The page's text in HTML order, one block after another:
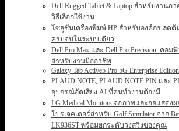
Dell Rugged Tablet & Laptop สำหรับงาน
วิธีเลือกใช้งาน
โซลูชันเครื่องพิมพ์ HP สำหรับองค์กร ลด
ครบจบในระบบเดียว
Dell Pro Max และ Dell Pro Precision: คอ
สำหรับงานมืออาชีพ
Galaxy Tab Active5 Pro 5G Enterprise Edition
PLAUD NOTE, PLAUD NOTE PIN และ
อุปกรณ์อัดเสียง AI ที่คนทำงานต้องมี
LG Medical Monitors จอภาพและจอแสดง
โปรเจคเตอร์สำหรับ Golf Simulator จาก
LK936ST พร้อมยกระดับวงสวิงของคุณ